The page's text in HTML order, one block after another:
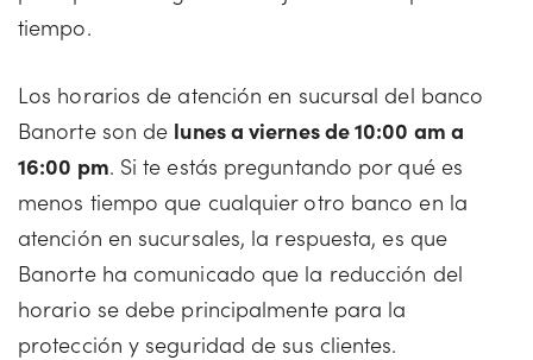
tiempo.
Los horarios de atención en sucursal del banco
Banorte son de lunes a viernes de 10:00 am a
16:00 pm. Si te estás preguntando por qué es
menos tiempo que cualquier otro banco en la
atención en sucursales, la respuesta, es que
Banorte ha comunicado que la reducción del
horario se debe principalmente para la
protección y seguridad de sus clientes.